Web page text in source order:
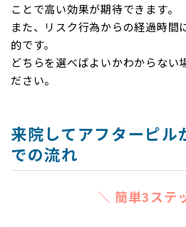
ことで高い効果が期待できます。
また、リスク行為からの経過時間
的です。
どちらを選べばよいかわからない
ださい。
来院してアフターピル
での流れ
＼ 簡単3ステ